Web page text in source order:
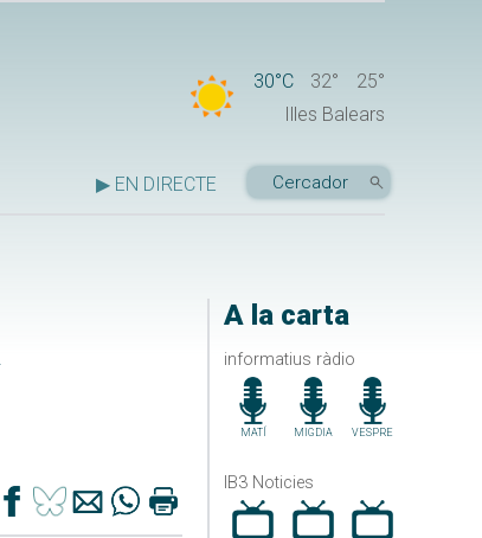
30°C 32°
25°
Illes Balears
▶ EN DIRECTE
A la carta
informatius ràdio
MATÍ MIGDIA VESPRE
IB3 Noticies